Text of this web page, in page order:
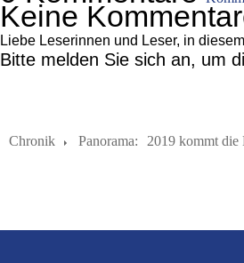
Keine
Liebe Leserinnen und Leser, in
Bitte melden Sie sich an, um
Chronik Panorama: 2019 kommt die